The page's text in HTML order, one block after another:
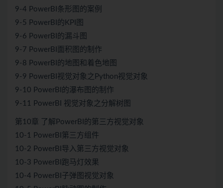
9-4 PowerBI条形图的案例
9-5 PowerBI的KPI图
9-6 PowerBI的漏斗图
9-7 PowerBI面积图的制作
9-8 PowerBI的地图和着色地图
9-9 PowerBI视觉对象之Python视觉对象
9-10 PowerBI的瀑布图的制作
9-11 PowerBI 视觉对象之分解树图
第10章 了解PowerBI的第三方视觉对象
10-1 PowerBI第三方组件
10-2 PowerBI导入第三方视觉对象
10-3 PowerBI跑马灯效果
10-4 PowerBI子弹图视觉对象